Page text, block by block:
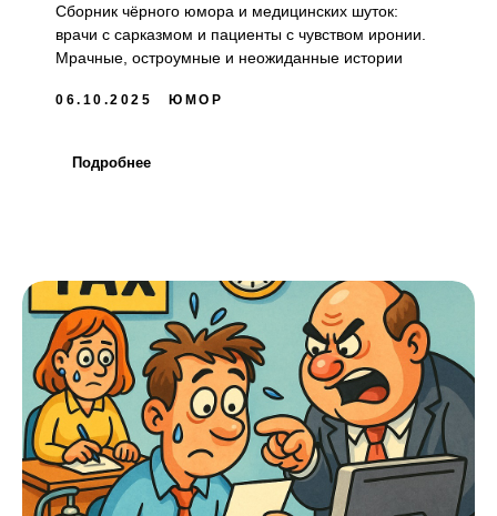
Сборник чёрного юмора и медицинских шуток:
врачи с сарказмом и пациенты с чувством иронии.
Мрачные, остроумные и неожиданные истории
06.10.2025 ЮМОР
Подробнее